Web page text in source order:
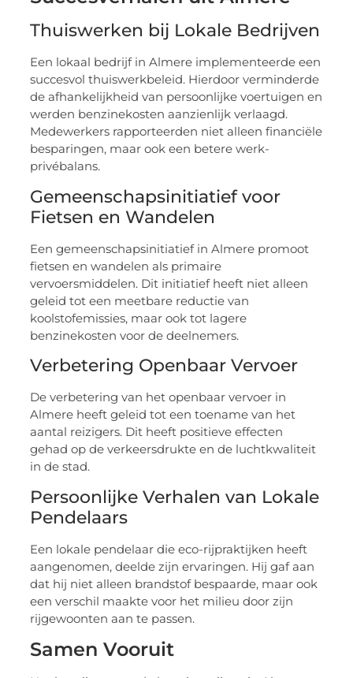
Thuiswerken bij Lokale Bedrijven
Een lokaal bedrijf in Almere implementeerde een
succesvol thuiswerkbeleid. Hierdoor verminderde
de afhankelijkheid van persoonlijke voertuigen en
werden benzinekosten aanzienlijk verlaagd.
Medewerkers rapporteerden niet alleen financiële
besparingen, maar ook een betere werk-
privébalans.
Gemeenschapsinitiatief voor
Fietsen en Wandelen
Een gemeenschapsinitiatief in Almere promoot
fietsen en wandelen als primaire
vervoersmiddelen. Dit initiatief heeft niet alleen
geleid tot een meetbare reductie van
koolstofemissies, maar ook tot lagere
benzinekosten voor de deelnemers.
Verbetering Openbaar Vervoer
De verbetering van het openbaar vervoer in
Almere heeft geleid tot een toename van het
aantal reizigers. Dit heeft positieve effecten
gehad op de verkeersdrukte en de luchtkwaliteit
in de stad.
Persoonlijke Verhalen van Lokale
Pendelaars
Een lokale pendelaar die eco-rijpraktijken heeft
aangenomen, deelde zijn ervaringen. Hij gaf aan
dat hij niet alleen brandstof bespaarde, maar ook
een verschil maakte voor het milieu door zijn
rijgewoonten aan te passen.
Samen Vooruit